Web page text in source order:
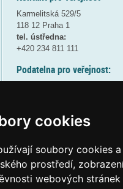
cookies
soubory cookies
prostředí,
webových
Karmelitská 529/5
118 12 Praha 1
tel. ústředna:
+420 234 811 111
Podatelna pro veřejnost:
(více informací
Elektronická podatelna:
posta@msmtgov cz